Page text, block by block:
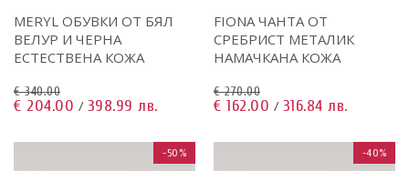
MERYL ОБУВКИ ОТ БЯЛ
ВЕЛУР И ЧЕРНА
ЕСТЕСТВЕНА КОЖА
€ 340.00
€ 204.00 / 398.99 лв.
FIONA ЧАНТА ОТ
СРЕБРИСТ МЕТАЛИК
НАМАЧКАНА КОЖА
€ 270.00
€ 162.00 / 316.84 лв.
-50% -40%